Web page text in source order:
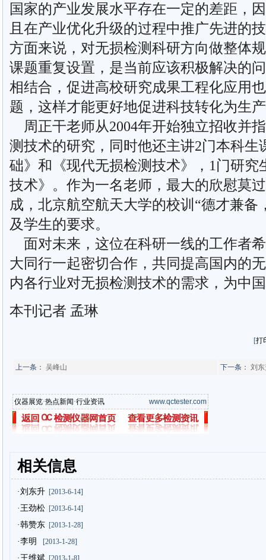
国家的产业发展水平存在一定的差距，
且在产业优化升级的过程中推广先进的
方面来说，对无损检测科研方向做整体
课题重复设置，是当前应该积极解决的
相结合，促进高校研究成果工程化应用
题，这样才能更好地促进科技转化为生
周正干老师从2004年开始独立招收并
测技术的研究，同时他还主讲2门本科
础》和《现代无损检测技术》，1门研
技术》。作为一名老师，最大的欣慰莫
成，北京航空航天大学的校训“德才兼备
及学生的要求。
面对未来，这位在科研一线的工作者
大同行一起密切合作，共同提高国内的
内各行业对无损检测技术的需求，为中
本刊记者 孟琳
[打
上一条： 吴峰山 下一条： 刘东
仪器展览·热点新闻·行业资讯 www.qctester.com
相关信息
·刘东升[2013-6-14]
·王劲松[2013-6-14]
·韩赞东[2013-1-28]
·李明 [2013-1-28]
·王维斌[2013-1-8]